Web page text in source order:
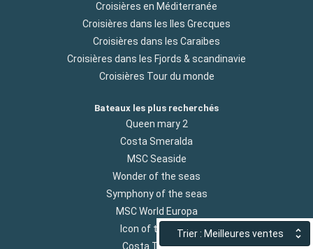
Trier : Meilleures ventes
Croisières en Méditerranée
Croisières dans les Iles Grecques
Croisières dans les Caraibes
Croisières dans les Fjords & scandinavie
Croisières Tour du monde
Bateaux les plus recherchés
Queen mary 2
Costa Smeralda
MSC Seaside
Wonder of the seas
Symphony of the seas
MSC World Europa
Icon of the Seas
Costa Toscana